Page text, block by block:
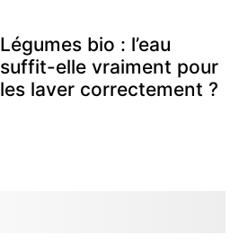
Légumes bio : l’eau
suffit-elle vraiment pour
les laver correctement ?